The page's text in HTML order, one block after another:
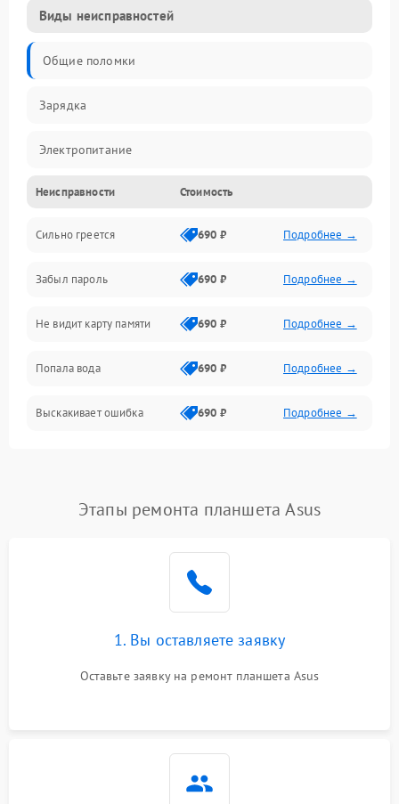
Виды неисправностей
Общие поломки
Зарядка
Электропитание
Экран и изображение
Дисплей
Экран (дисплей)
Связь
Разговор (микрофон, динамик)
Перегрев и нестабильная работа
Сеть и интернет
Память и данные
Режим работы
Неисправности Стоимость
Сильно греется 690 ₽ Подробнее →
Забыл пароль 690 ₽ Подробнее →
Не видит карту памяти 690 ₽ Подробнее →
Попала вода 690 ₽ Подробнее →
Выскакивает ошибка 690 ₽ Подробнее →
Этапы ремонта планшета Asus
1. Вы оставляете заявку
Оставьте заявку на ремонт планшета Asus